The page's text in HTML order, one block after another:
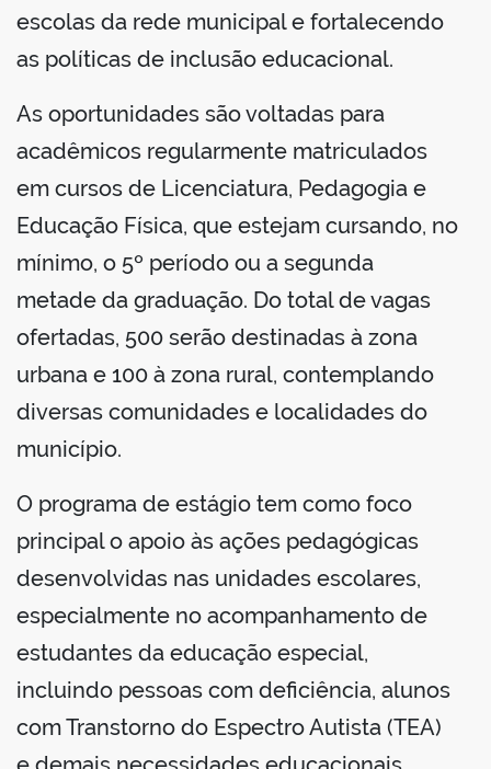
escolas da rede municipal e fortalecendo
as políticas de inclusão educacional.
As oportunidades são voltadas para
acadêmicos regularmente matriculados
em cursos de Licenciatura, Pedagogia e
Educação Física, que estejam cursando, no
mínimo, o 5º período ou a segunda
metade da graduação. Do total de vagas
ofertadas, 500 serão destinadas à zona
urbana e 100 à zona rural, contemplando
diversas comunidades e localidades do
município.
O programa de estágio tem como foco
principal o apoio às ações pedagógicas
desenvolvidas nas unidades escolares,
especialmente no acompanhamento de
estudantes da educação especial,
incluindo pessoas com deficiência, alunos
com Transtorno do Espectro Autista (TEA)